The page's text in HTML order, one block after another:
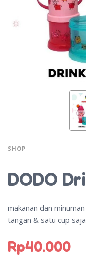
SHOP
DODO
makanan dan
tangan & satu cup saja
Rp40.000